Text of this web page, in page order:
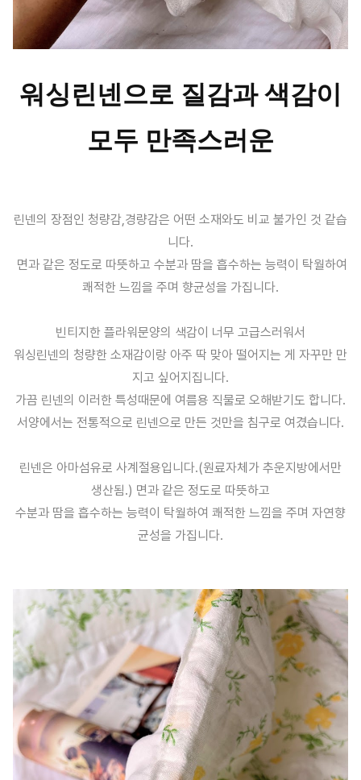
워싱린넨으로 질감과 색감이
모두 만족스러운
린넨의 장점인 청량감,경량감은 어떤 소재와도 비교 불가인 것 같습
니다.
면과 같은 정도로 따뜻하고 수분과 땀을 흡수하는 능력이 탁월하여
쾌적한 느낌을 주며 향균성을 가집니다.
빈티지한 플라워문양의 색감이 너무 고급스러워서
워싱린넨의 청량한 소재감이랑 아주 딱 맞아 떨어지는 게 자꾸만 만
지고 싶어지집니다.
가끔 린넨의 이러한 특성때문에 여름용 직물로 오해받기도 합니다.
서양에서는 전통적으로 린넨으로 만든 것만을 침구로 여겼습니다.
린넨은 아마섬유로 사계절용입니다.(원료자체가 추운지방에서만
생산됨.) 면과 같은 정도로 따뜻하고
수분과 땀을 흡수하는 능력이 탁월하여 쾌적한 느낌을 주며 자연향
균성을 가집니다.